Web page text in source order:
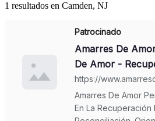
1 resultados en Camden, NJ